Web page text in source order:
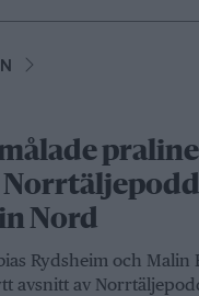
Nord
Rydsheim och Malin
avsnitt av